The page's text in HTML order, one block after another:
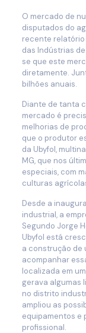
O mercado de
disputados do
recente relatório
das Indústrias
se que este
diretamente.
bilhões anuais.
Diante de tanta
mercado é
melhorias de
que o produtor
da Ubyfol,
MG, que nos
especiais, com
culturas
Desde a
industrial, a
Segundo Jorge
Ubyfol está
a construção de
acompanhar
localizada em
gerava algumas
no distrito
ampliou as
equipamentos e
profissional.